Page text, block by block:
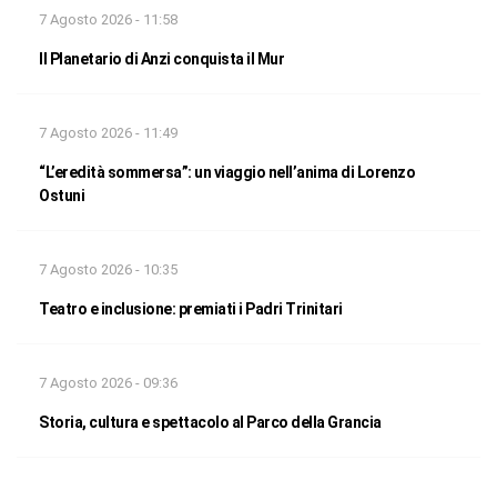
7 Agosto 2026 - 11:58
Il Planetario di Anzi conquista il Mur
7 Agosto 2026 - 11:49
“L’eredità sommersa”: un viaggio nell’anima di Lorenzo
Ostuni
7 Agosto 2026 - 10:35
Teatro e inclusione: premiati i Padri Trinitari
7 Agosto 2026 - 09:36
Storia, cultura e spettacolo al Parco della Grancia